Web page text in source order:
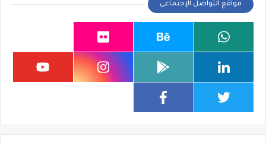
مواقع التواصل الإجتماعي